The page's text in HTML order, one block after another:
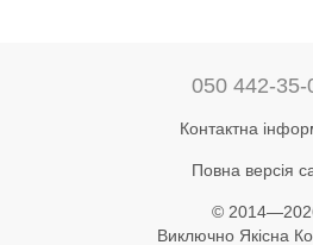
050 442-35-
Контактна
Повна версія
©
Виключно Якісна